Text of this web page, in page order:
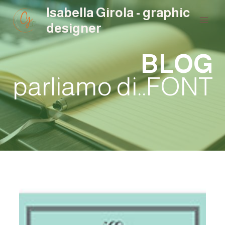
Salta
al
contenuto
Isabella Girola - graphic
designer
BLOG
parliamo di..FONT